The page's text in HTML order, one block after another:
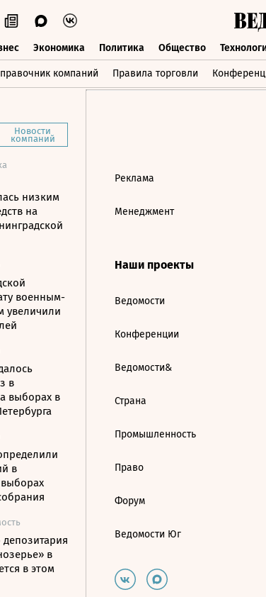
Экономика Политика Общество
компаний Правила торговли
Бизнес Экономика Политика Общество
Новости
компаний
низким
на
военным-
увеличили
в
выборах в
в
депозитария
в
в этом
Реклама
Менеджмент
Наши проекты
Ведомости
Конференции
Ведомости&
Страна
Промышленность
Право
Форум
Ведомости Юг